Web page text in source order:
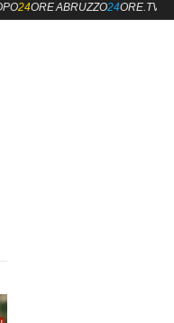
24OREABRUZZO24ORE.TV